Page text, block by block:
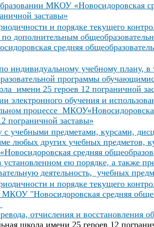
МКОУ «Новосидоровская
заставы»
и порядке текущего
по дополнительным
средняя
индивидуальному учебному плану,
программы
имени 25 героев 12 пограничной
электронного обучения и
процессе
пограничной заставы»
с учебными предметами, курсами,
любых других учебных предметов,
средняя
ею порядке, а также
деятельность, учебных
и порядке текущего
МКОУ "Новосидоровская средняя
отчисления и восстановления
школа имени 25 героев 12